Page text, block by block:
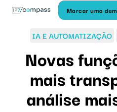
Saltar
para
Marcar uma
IA E AUTOMATIZAÇÃO
Novas
mais
análise